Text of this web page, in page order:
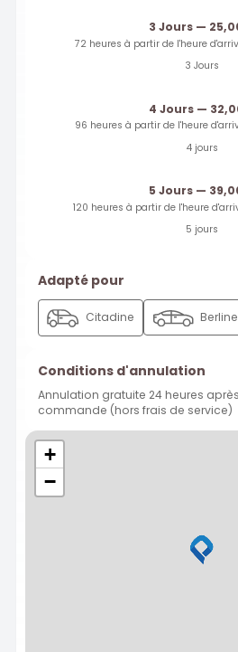
3 Jours —
72 heures à partir de l'heure
3 Jours
4 Jours —
96 heures à partir de l'heure
4 jours
5 Jours —
120 heures à partir de l'heure
5 jours
Adapté pour
Citadine Berline
Conditions d'annulation
Annulation gratuite 24 heures
commande (hors frais de service)
+
−